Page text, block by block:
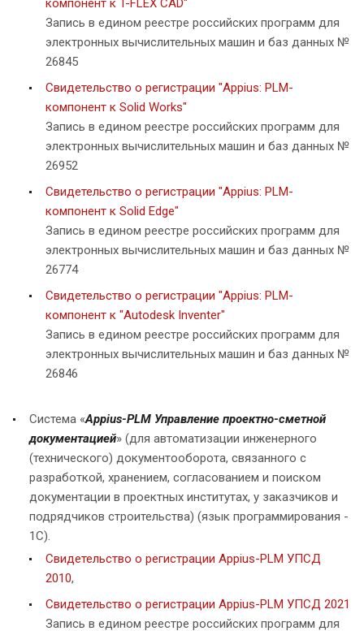
компонент к T-FLEX CAD"
Запись в едином реестре российских программ для
электронных вычислительных машин и баз данных №
26845
Свидетельство о регистрации "Appius: PLM-
компонент к Solid Works"
Запись в едином реестре российских программ для
электронных вычислительных машин и баз данных №
26952
Свидетельство о регистрации "Appius: PLM-
компонент к Solid Edge"
Запись в едином реестре российских программ для
электронных вычислительных машин и баз данных №
26774
Свидетельство о регистрации "Appius: PLM-
компонент к "Autodesk Inventer"
Запись в едином реестре российских программ для
электронных вычислительных машин и баз данных №
26846
Система «Appius-PLM Управление проектно-сметной
документацией» (для автоматизации инженерного
(технического) документооборота, связанного с
разработкой, хранением, согласованием и поиском
документации в проектных институтах, у заказчиков и
подрядчиков строительства) (язык программирования -
1С).
Свидетельство о регистрации Appius-PLM УПСД
2010,
Свидетельство о регистрации Appius-PLM УПСД 2021
Запись в едином реестре российских программ для